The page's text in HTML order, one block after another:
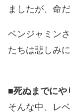
ましたが、命
ベンジャミン
たちは悲しみ
■死ぬまでにや
そんな中、レ